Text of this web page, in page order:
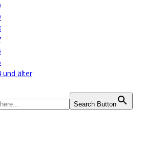
und älter
Search Button